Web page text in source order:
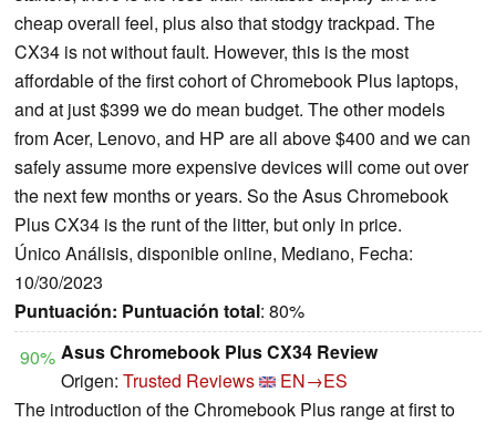
cheap overall feel, plus also that stodgy trackpad. The
CX34 is not without fault. However, this is the most
affordable of the first cohort of Chromebook Plus laptops,
and at just $399 we do mean budget. The other models
from Acer, Lenovo, and HP are all above $400 and we can
safely assume more expensive devices will come out over
the next few months or years. So the Asus Chromebook
Plus CX34 is the runt of the litter, but only in price.
Único Análisis, disponible online, Mediano, Fecha:
10/30/2023
Puntuación: Puntuación total: 80%
90% Asus Chromebook Plus CX34 Review
Origen: Trusted Reviews
EN→ES
The introduction of the Chromebook Plus range at first to